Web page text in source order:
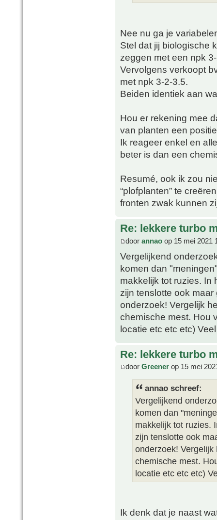
Nee nu ga je
Stel dat jij biologische
zeggen met een npk
Vervolgens verkoopt
met npk 3-2-3.5.
Beiden identiek aan
Hou er rekening mee
van planten een
Ik reageer enkel en
beter is dan een
Resumé, ook ik zou
“plofplanten” te
fronten zwak kunnen
Re: lekkere turbo
door annao op 15 mei 2021
Vergelijkend
komen dan
makkelijk tot ruzies. In
zijn tenslotte ook
onderzoek! Vergelijk
chemische mest. Hou
locatie etc etc etc)
Re: lekkere turbo
door Greener op 15 mei
annao schreef:
Vergelijkend
komen dan
makkelijk tot ruzies.
zijn tenslotte ook
onderzoek!
chemische mest.
locatie etc etc etc)
Ik denk dat je naast